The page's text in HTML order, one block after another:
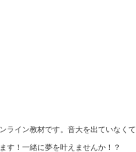
ライン教材です。音大を出ていなくて
す！一緒に夢を叶えませんか！？